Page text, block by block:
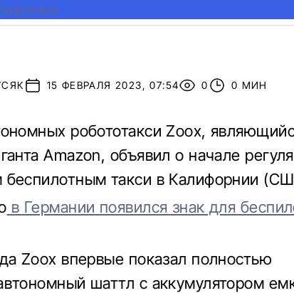
15 ФЕВРАЛЯ 2023, 07:54 0 0 МИН
робототакси Zoox,
Amazon, объявил о начале
беспилотным такси в Калифорнии
в Германии появился знак для
Zoox впервые показал полностью
шаттл с аккумулятором